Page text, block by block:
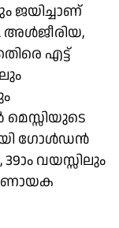
ജയിച്ചാണ്
അൾജീരിയ,
എട്ട്
ഗോൾഡൻ
വയസ്സിലും